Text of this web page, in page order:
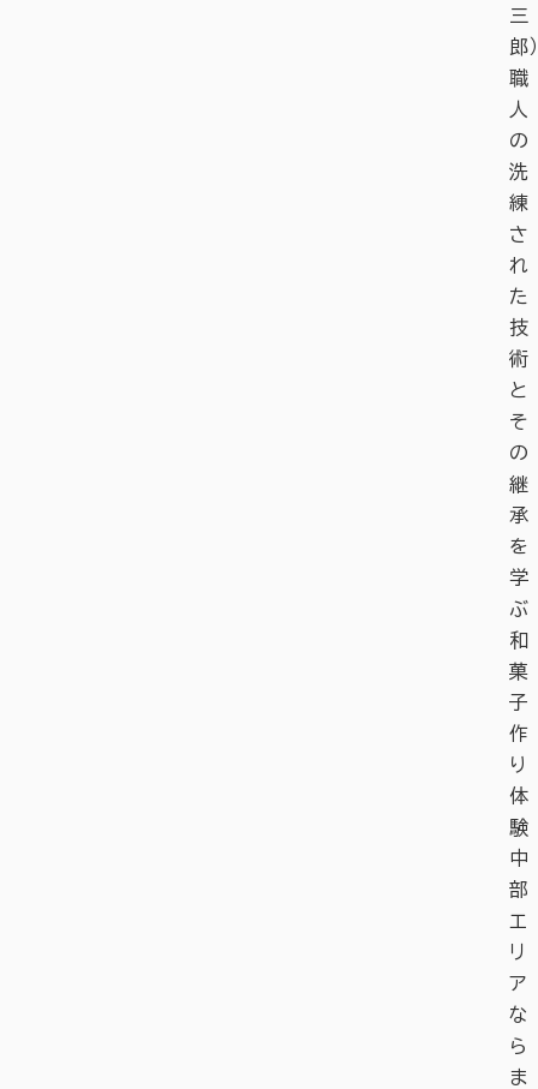
三
郎）
職
人
の
洗
練
さ
れ
た
技
術
と
そ
の
継
承
を
学
ぶ
和
菓
子
作
り
体
験
中
部
エ
リ
ア
な
ら
ま